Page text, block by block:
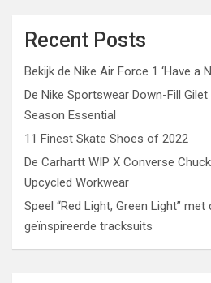
Recent Posts
Bekijk de Nike Air Force 1 ‘Have a
De Nike Sportswear Down-Fill
Season Essential
11 Finest Skate Shoes of 2022
De Carhartt WIP X Converse
Upcycled Workwear
Speel “Red Light, Green Light”
geïnspireerde tracksuits